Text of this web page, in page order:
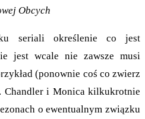
Obcych
seriali określenie co jest
jest wcale nie zawsze musi
(ponownie coś co zwierz
Chandler i Monica kilkukrotnie
o ewentualnym związku